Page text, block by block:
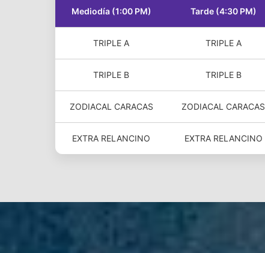
Mediodía (1:00 PM) Tarde (4:30 PM)
TRIPLE A TRIPLE A
TRIPLE B TRIPLE B
ZODIACAL CARACAS ZODIACAL CARACAS
EXTRA RELANCINO EXTRA RELANCINO